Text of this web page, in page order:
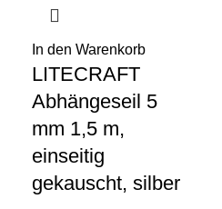
In den Warenkorb
LITECRAFT
Abhängeseil 5
mm 1,5 m,
einseitig
gekauscht, silber